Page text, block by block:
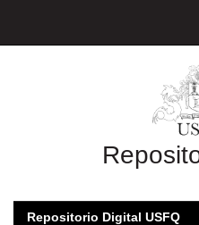
Repositorio Digital USFQ